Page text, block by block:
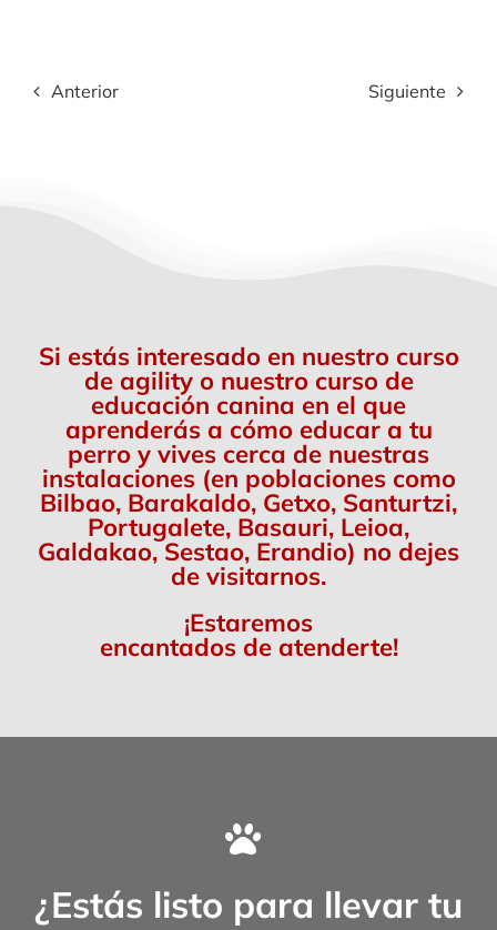
Anterior Siguiente
Si estás interesado en nuestro curso
de agility o nuestro curso de
educación canina en el que
aprenderás a cómo educar a tu
perro y vives cerca de nuestras
instalaciones (en poblaciones como
Bilbao, Barakaldo, Getxo, Santurtzi,
Portugalete, Basauri, Leioa,
Galdakao, Sestao, Erandio) no dejes
de visitarnos.
¡Estaremos
encantados de atenderte!
¿Estás listo para llevar tu